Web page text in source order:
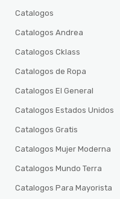
Catalogos
Catalogos Andrea
Catalogos Cklass
Catalogos de Ropa
Catalogos El General
Catalogos Estados Unidos
Catalogos Gratis
Catalogos Mujer Moderna
Catalogos Mundo Terra
Catalogos Para Mayorista